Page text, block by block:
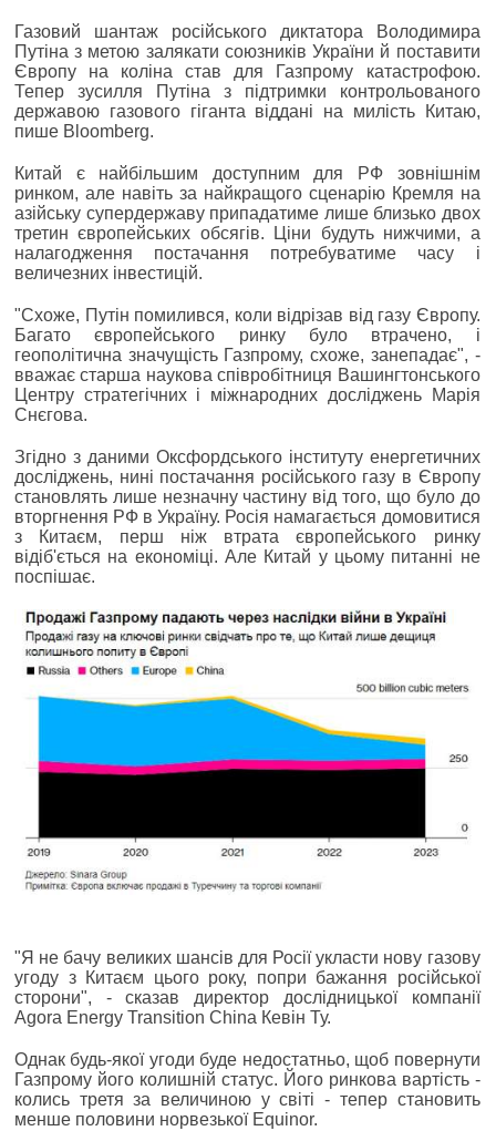
Газовий шантаж російського диктатора Володимира
Путіна з метою залякати союзників України й поставити
Європу на коліна став для Газпрому катастрофою.
Тепер зусилля Путіна з підтримки контрольованого
державою газового гіганта віддані на милість Китаю,
пише Bloomberg.
Китай є найбільшим доступним для РФ зовнішнім
ринком, але навіть за найкращого сценарію Кремля на
азійську супердержаву припадатиме лише близько двох
третин європейських обсягів. Ціни будуть нижчими, а
налагодження постачання потребуватиме часу і
величезних інвестицій.
"Схоже, Путін помилився, коли відрізав від газу Європу.
Багато європейського ринку було втрачено, і
геополітична значущість Газпрому, схоже, занепадає", -
вважає старша наукова співробітниця Вашингтонського
Центру стратегічних і міжнародних досліджень Марія
Снєгова.
Згідно з даними Оксфордського інституту енергетичних
досліджень, нині постачання російського газу в Європу
становлять лише незначну частину від того, що було до
вторгнення РФ в Україну. Росія намагається домовитися
з Китаєм, перш ніж втрата європейського ринку
відіб'ється на економіці. Але Китай у цьому питанні не
поспішає.
"Я не бачу великих шансів для Росії укласти нову газову
угоду з Китаєм цього року, попри бажання російської
сторони", - сказав директор дослідницької компанії
Agora Energy Transition China Кевін Ту.
Однак будь-якої угоди буде недостатньо, щоб повернути
Газпрому його колишній статус. Його ринкова вартість -
колись третя за величиною у світі - тепер становить
менше половини норвезької Equinor.